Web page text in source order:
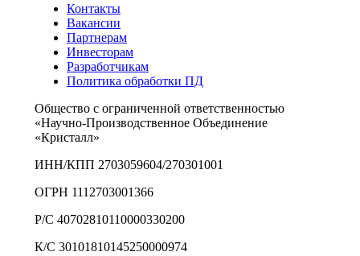
Контакты
Вакансии
Партнерам
Инвесторам
Разработчикам
Политика обработки ПД
Общество с ограниченной ответственностью
«Научно-Производственное Объединение
«Кристалл»
ИНН/КПП 2703059604/270301001
ОГРН 1112703001366
Р/С 40702810110000330200
К/С 30101810145250000974